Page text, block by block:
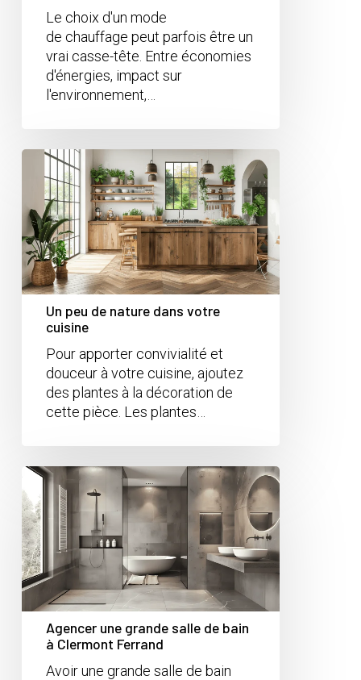
Le choix d'un mode
de chauffage peut parfois être un
vrai casse-tête. Entre économies
d'énergies, impact sur
l'environnement,…
Un peu de nature dans votre
cuisine
Pour apporter convivialité et
douceur à votre cuisine, ajoutez
des plantes à la décoration de
cette pièce. Les plantes…
Agencer une grande salle de bain
à Clermont Ferrand
Avoir une grande salle de bain